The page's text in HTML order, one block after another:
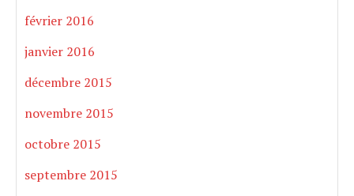
février 2016
janvier 2016
décembre 2015
novembre 2015
octobre 2015
septembre 2015